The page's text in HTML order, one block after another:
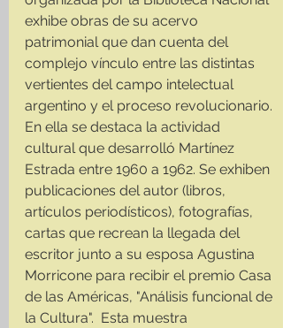
exhibe obras de su acervo
patrimonial que dan cuenta del
complejo vínculo entre las distintas
vertientes del campo intelectual
argentino y el proceso revolucionario.
En ella se destaca la actividad
cultural que desarrolló Martínez
Estrada entre 1960 a 1962. Se exhiben
publicaciones del autor (libros,
artículos periodísticos), fotografías,
cartas que recrean la llegada del
escritor junto a su esposa Agustina
Morricone para recibir el premio Casa
de las Américas, "Análisis funcional de
la Cultura".  Esta muestra